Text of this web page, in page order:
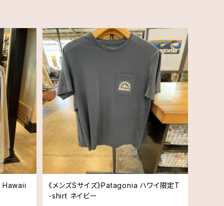
Hawaii
《メンズSサイズ》Patagonia ハワイ限定T
-shirt ネイビー